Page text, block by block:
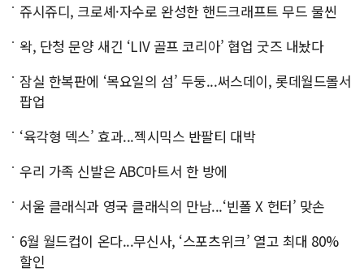
쥬시쥬디, 크로셰·자수로 완성한 핸드크래프트 무드 물씬
왁, 단청 문양 새긴 ‘LIV 골프 코리아’ 협업 굿즈 내놨다
잠실 한복판에 ‘목요일의 섬’ 두둥...써스데이, 롯데월드몰서
팝업
‘육각형 덱스’ 효과...젝시믹스 반팔티 대박
우리 가족 신발은 ABC마트서 한 방에
서울 클래식과 영국 클래식의 만남...‘빈폴 X 헌터’ 맞손
6월 월드컵이 온다...무신사, ‘스포츠위크’ 열고 최대 80%
할인